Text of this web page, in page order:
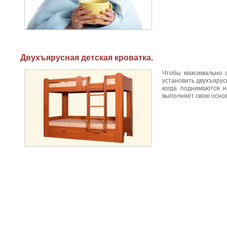
Двухъярусная детская кроватка.
Чтобы максимально
установить
когда поднимаются
выполняет свою